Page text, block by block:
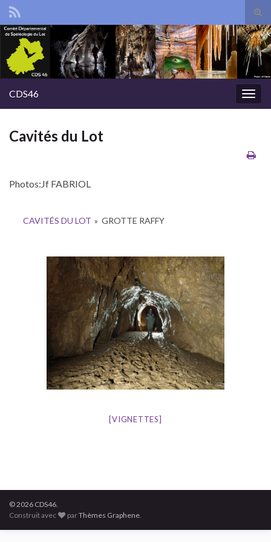
Search for:
CDS46
Cavités du Lot
Photos:Jf FABRIOL
CAVITÉS DU LOT » GROTTE RAFFY
[VIGNETTES]
© 2026 CDS46.
Construit avec
parThèmes Graphene